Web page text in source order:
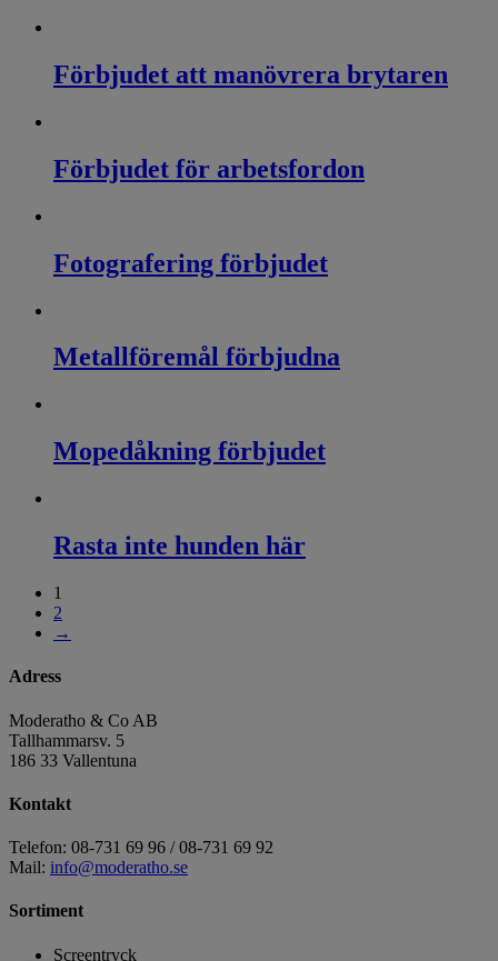
Förbjudet att manövrera brytaren
Förbjudet för arbetsfordon
Fotografering förbjudet
Metallföremål förbjudna
Mopedåkning förbjudet
Rasta inte hunden här
1
2
→
Adress
Moderatho & Co AB
Tallhammarsv. 5
186 33 Vallentuna
Kontakt
Telefon: 08-731 69 96 / 08-731 69 92
Mail: info@moderatho.se
Sortiment
Screentryck